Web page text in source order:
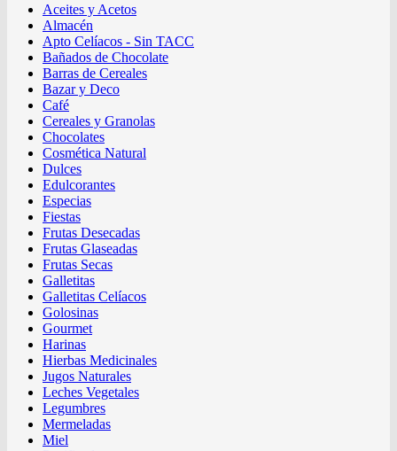
Aceites y Acetos
Almacén
Apto Celíacos - Sin TACC
Bañados de Chocolate
Barras de Cereales
Bazar y Deco
Café
Cereales y Granolas
Chocolates
Cosmética Natural
Dulces
Edulcorantes
Especias
Fiestas
Frutas Desecadas
Frutas Glaseadas
Frutas Secas
Galletitas
Galletitas Celíacos
Golosinas
Gourmet
Harinas
Hierbas Medicinales
Jugos Naturales
Leches Vegetales
Legumbres
Mermeladas
Miel